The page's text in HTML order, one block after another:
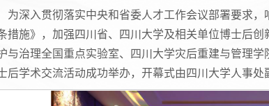
为深入贯彻落实中央和省委人才工作会议部署要求
措施》，加强四川省、四川大学及相关单位博士后
与治理全国重点实验室、四川大学灾后重建与管理
后学术交流活动成功举办，开幕式由四川大学人事处